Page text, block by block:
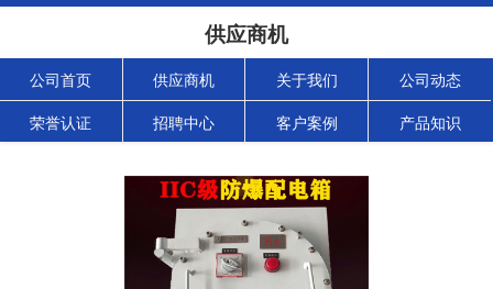
供应商机
公司首页 供应商机 关于我们 公司动态
荣誉认证 招聘中心 客户案例 产品知识